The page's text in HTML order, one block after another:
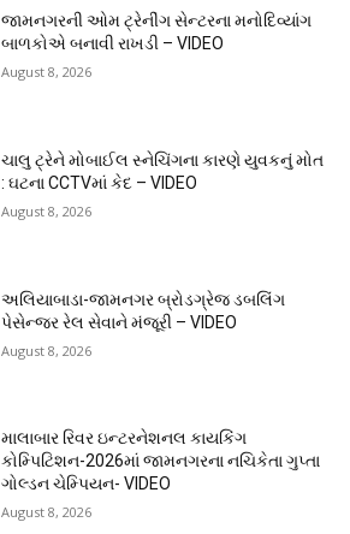
જામનગરની ઓમ ટ્રેનીંગ સેન્ટરના મનોદિવ્યાંગ
બાળકોએ બનાવી રાખડી – VIDEO
August 8, 2026
ચાલુ ટ્રેને મોબાઈલ સ્નેચિંગના કારણે યુવકનું મોત
: ઘટના CCTVમાં કેદ – VIDEO
August 8, 2026
અલિયાબાડા-જામનગર બ્રોડગ્રેજ ડબલિંગ
પેસેન્જર રેલ સેવાને મંજૂરી – VIDEO
August 8, 2026
માલાબાર રિવર ઇન્ટરનેશનલ કાયકિંગ
કોમ્પિટિશન-2026માં જામનગરના નચિકેતા ગુપ્તા
ગોલ્ડન ચેમ્પિયન- VIDEO
August 8, 2026